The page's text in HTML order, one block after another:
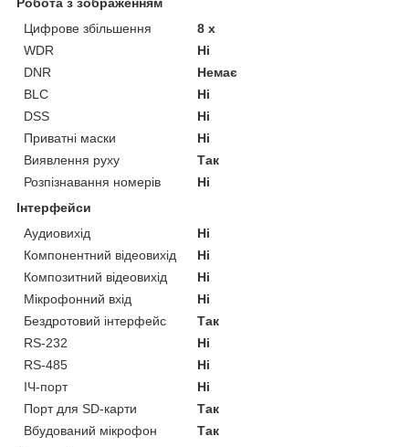
Цифрове збільшення
8 х
WDR
Ні
DNR
Немає
BLC
Ні
DSS
Ні
Приватні маски
Ні
Виявлення руху
Так
Розпізнавання номерів
Ні
Інтерфейси
Аудиовихід
Ні
Компонентний відеовихід
Ні
Композитний відеовихід
Ні
Мікрофонний вхід
Ні
Бездротовий інтерфейс
Так
RS-232
Ні
RS-485
Ні
ІЧ-порт
Ні
Порт для SD-карти
Так
Вбудований мікрофон
Так